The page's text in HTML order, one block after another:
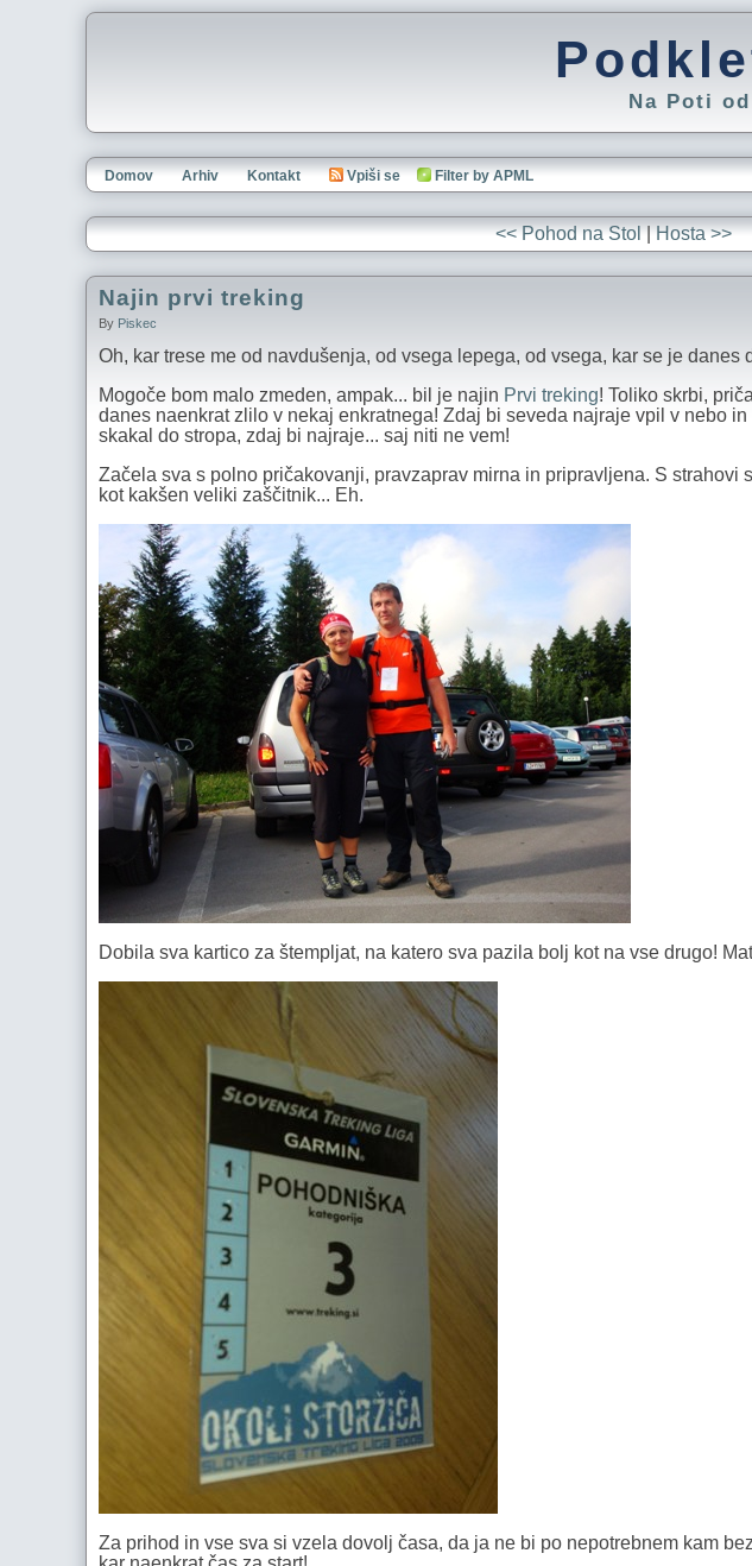
Na Poti
Domov Arhiv Kontakt Vpiši se Filter by APML
<< Pohod na Stol|Hosta >>
Najin prvi treking
By Piskec
Oh, kar trese me od navdušenja, od vsega lepega, od vsega, kar se je danes
Mogoče bom malo zmeden, ampak... bil je najin Prvi treking! Toliko skrbi,
danes naenkrat zlilo v nekaj enkratnega! Zdaj bi seveda najraje vpil v nebo
skakal do stropa, zdaj bi najraje... saj niti ne vem!
Začela sva s polno pričakovanji, pravzaprav mirna in pripravljena. S strahovi
kot kakšen veliki zaščitnik... Eh.
Dobila sva kartico za štempljat, na katero sva pazila bolj kot na vse drugo!
Za prihod in vse sva si vzela dovolj časa, da ja ne bi po nepotrebnem kam